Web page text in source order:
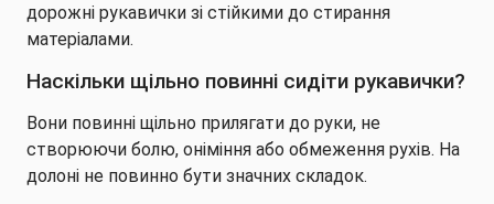
дорожні рукавички зі стійкими до стирання
матеріалами.
Наскільки щільно повинні сидіти рукавички?
Вони повинні щільно прилягати до руки, не
створюючи болю, оніміння або обмеження рухів. На
долоні не повинно бути значних складок.